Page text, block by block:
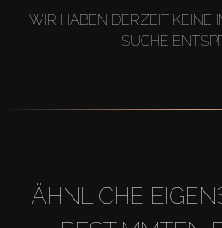
WIR HABEN DERZEIT KEINE
SUCHE
ÄHNLICHE